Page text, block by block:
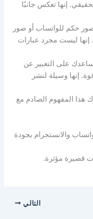
إنها تعكس جانبًا
صور حكم للواتساب أو صور
إنها ليست مجرد عبارات
على التعبير عن
إنها وسيلة لنشر
هذا المفهوم الصادم مع
والانستجرام بجودة
قصيرة مؤثرة.
التالي